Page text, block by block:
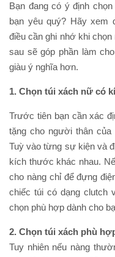
Bạn đang có ý định
bạn yêu quý? Hãy xem
điều cần ghi nhớ khi
sau sẽ góp phần làm
giàu ý nghĩa hơn.
1. Chọn túi xách nữ có
Trước tiên bạn cần xác
tặng cho người thân
Tuỳ vào từng sự kiện và
kích thước khác nhau.
cho nàng chỉ để đựng
chiếc túi có dạng clutch
chọn phù hợp dành cho
2. Chọn túi xách phù
Tuy nhiên nếu nàng